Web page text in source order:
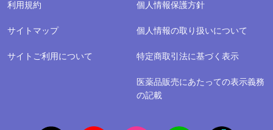
利用規約 個人情報保護方針
サイトマップ 個人情報の取り扱いについて
サイトご利用について 特定商取引法に基づく表示
医薬品販売にあたっての表示義務
の記載